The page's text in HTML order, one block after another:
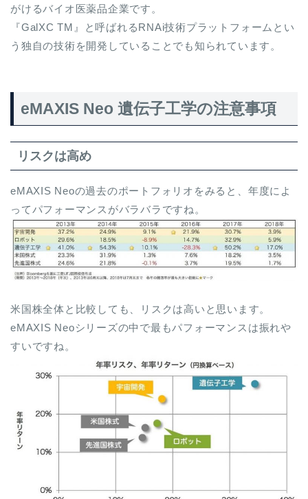
がけるバイオ医薬品企業です。
『GalXC TM』と呼ばれるRNAi技術プラットフォームとい
う独自の技術を開発していることでも知られています。
eMAXIS Neo 遺伝子工学の注意事項
リスクは高め
eMAXIS Neoの過去のポートフォリオをみると、年度によ
ってパフォーマンスがバラバラですね。
米国株全体と比較しても、リスクは高いと思います。
eMAXIS Neoシリーズの中で最もパフォーマンスは振れや
すいですね。